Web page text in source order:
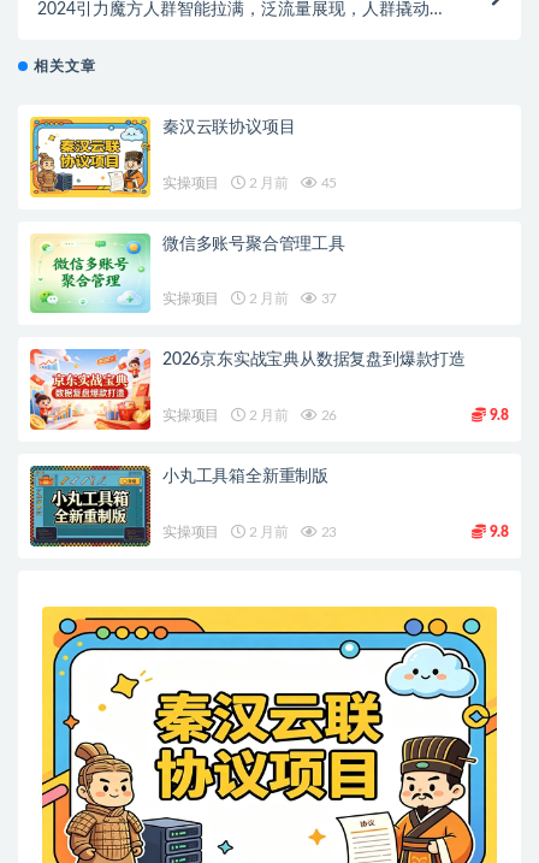
2024引力魔方人群智能拉满，泛流量展现，人群撬动，
相关文章
秦汉云联协议项目
实操项目 2 月前 45
微信多账号聚合管理工具
实操项目 2 月前 37
2026京东实战宝典从数据复盘到爆款打造
实操项目 2 月前 26 9.8
小丸工具箱全新重制版
实操项目 2 月前 23 9.8